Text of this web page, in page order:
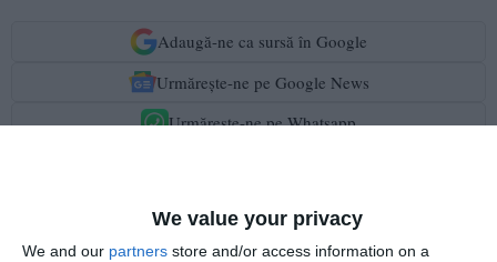
We value your privacy
We and our partners store and/or access information on a
Adaugă-ne ca sursă în Google
Urmărește-ne pe Google News
Urmărește-ne pe Whatsapp